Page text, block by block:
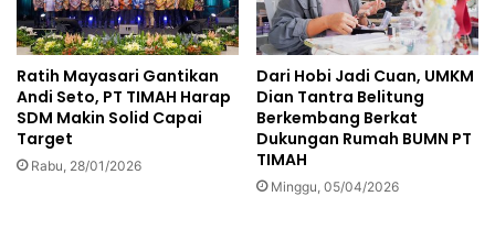
Ratih Mayasari Gantikan
Andi Seto, PT TIMAH Harap
SDM Makin Solid Capai
Target
Rabu, 28/01/2026
Dari Hobi Jadi Cuan, UMKM
Dian Tantra Belitung
Berkembang Berkat
Dukungan Rumah BUMN PT
TIMAH
Minggu, 05/04/2026